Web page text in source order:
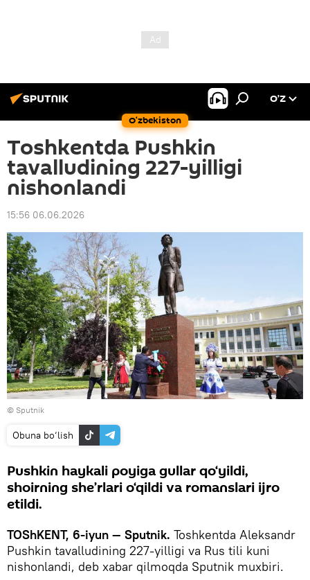
O‘zbekiston
O’Z
Toshkentda Pushkin
tavalludining 227-yilligi
nishonlandi
15:56 06.06.2026
© Sputnik
Obuna bo‘lish
Pushkin haykali poyiga gullar qo‘yildi,
shoirning she’rlari o‘qildi va romanslari ijro
etildi.
TOShKENT, 6-iyun — Sputnik. Toshkentda Aleksandr
Pushkin tavalludining 227-yilligi va Rus tili kuni
nishonlandi, deb xabar qilmoqda Sputnik muxbiri.